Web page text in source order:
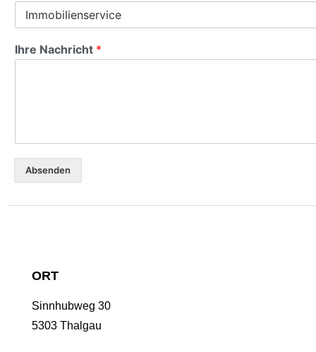
Ihre Nachricht *
Absenden
ORT
Sinnhubweg 30
5303 Thalgau